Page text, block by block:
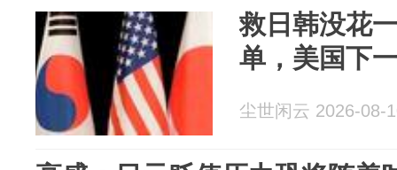
救日韩没花
单，美国下
尘世闲云 2026-08-